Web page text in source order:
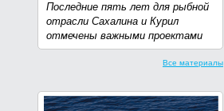
Последние пять лет для рыбной
отрасли Сахалина и Курил
отмечены важными проектами
Все материалы